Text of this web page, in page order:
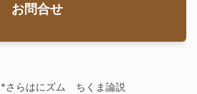
お問合せ
*さらはにズム ちくま論説